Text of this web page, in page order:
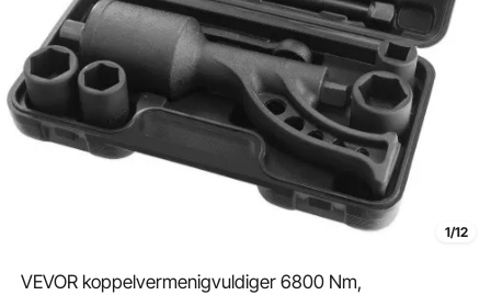
1/12
VEVOR koppelvermenigvuldiger 6800 Nm,